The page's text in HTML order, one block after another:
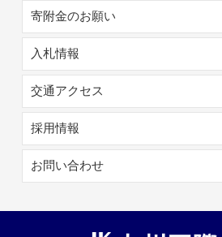
寄附金のお願い
入札情報
交通アクセス
採用情報
お問い合わせ